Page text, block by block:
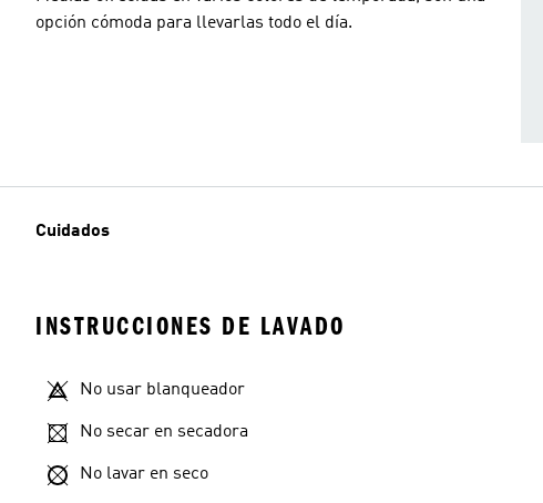
opción cómoda para llevarlas todo el día.
Cuidados
INSTRUCCIONES DE LAVADO
No usar blanqueador
No secar en secadora
No lavar en seco